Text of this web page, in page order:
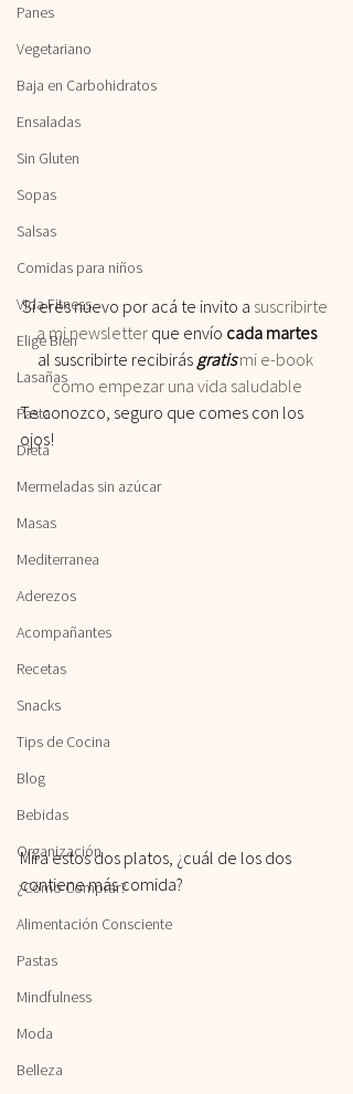
Panes
Vegetariano
Baja en Carbohidratos
Ensaladas
Sin Gluten
Sopas
Salsas
Comidas para niños
Vida Fitness
Elige Bien
Lasañas
Pasta
Dieta
Mermeladas sin azúcar
Masas
Mediterranea
Aderezos
Acompañantes
Recetas
Snacks
Tips de Cocina
Blog
Bebidas
Organización
¿Cómo Comprar?
Alimentación Consciente
Pastas
Mindfulness
Moda
Belleza
Si eres nuevo por acá te invito a suscribirte
a mi newsletter que envío cada martes
al suscribirte recibirás gratis mi e-book
como empezar una vida saludable
Te conozco, seguro que comes con los
ojos!
Mira estos dos platos, ¿cuál de los dos
contiene más comida?